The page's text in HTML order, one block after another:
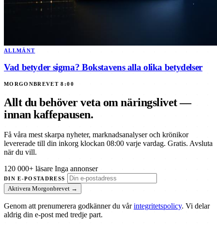
ALLMÄNT
Vad betyder sigma? Bokstavens alla olika betydelser
MORGONBREVET 8:00
Allt du behöver veta om näringslivet —
innan kaffepausen.
Få våra mest skarpa nyheter, marknadsanalyser och krönikor
levererade till din inkorg klockan 08:00 varje vardag. Gratis. Avsluta
när du vill.
120 000+ läsare Inga annonser
DIN E-POSTADRESS
Aktivera Morgonbrevet →
Genom att prenumerera godkänner du vårintegritetspolicy. Vi delar
aldrig din e-post med tredje part.